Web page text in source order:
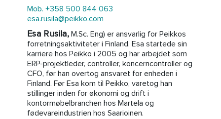
Mob. +358 500 844 063
esa.rusila@peikko.com
Esa Rusila,M.Sc. Eng) er ansvarlig for Peikkos
forretningsaktiviteter i Finland. Esa startede sin
karriere hos Peikko i 2005 og har arbejdet som
ERP-projektleder, controller, koncerncontroller og
CFO, før han overtog ansvaret for enheden i
Finland. Før Esa kom til Peikko, varetog han
stillinger inden for økonomi og drift i
kontormøbelbranchen hos Martela og
fødevareindustrien hos Saarioinen.